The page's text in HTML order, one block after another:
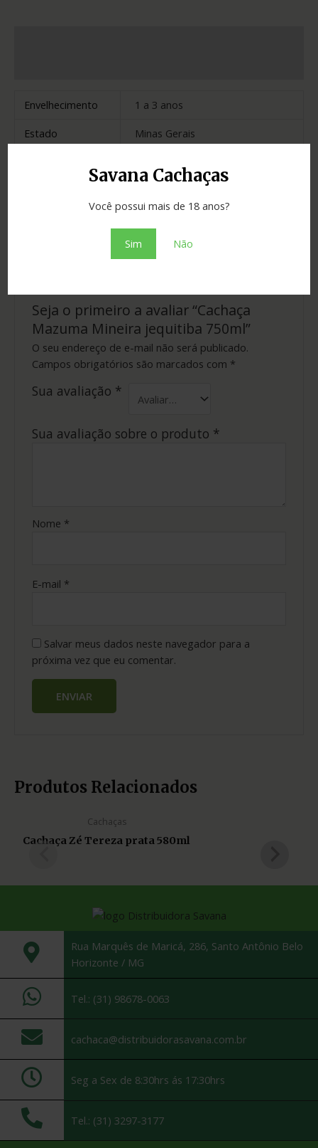
Savana Cachaças
Você possui mais de 18 anos?
Sim Não
Envelhecimento
1 a 3 anos
Estado
Minas Gerais
Não há avaliações ainda.
Seja o primeiro a avaliar “Cachaça
Mazuma Mineira jequitiba 750ml”
O seu endereço de e-mail não será publicado.
Campos obrigatórios são marcados com *
Sua avaliação *
Sua avaliação sobre o produto *
Nome *
E-mail *
Salvar meus dados neste navegador para a
próxima vez que eu comentar.
Produtos Relacionados
Cachaças
Cachaça Zé Tereza prata 580ml
Rua Marquês de Maricá, 286, Santo Antônio Belo
Horizonte / MG
Tel.: (31) 98678-0063
cachaca@distribuidorasavana.com.br
Seg a Sex de 8:30hrs ás 17:30hrs
Tel.: (31) 3297-3177